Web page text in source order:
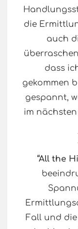
die
auch
dass
gekommen
gespannt,
im
“All the
Fall und